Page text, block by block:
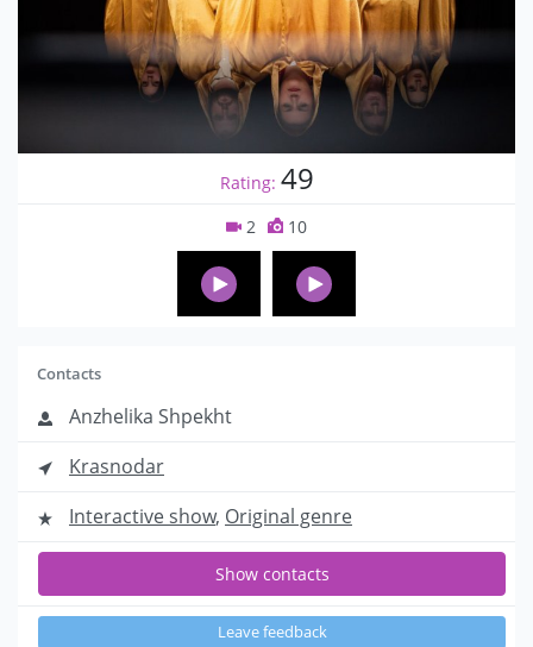
Rating: 49
2 10
Contacts
Anzhelika Shpekht
Krasnodar
Interactive show, Original genre
Show contacts
Leave feedback